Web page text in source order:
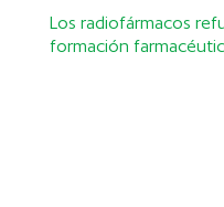
Los radiofármacos
formación